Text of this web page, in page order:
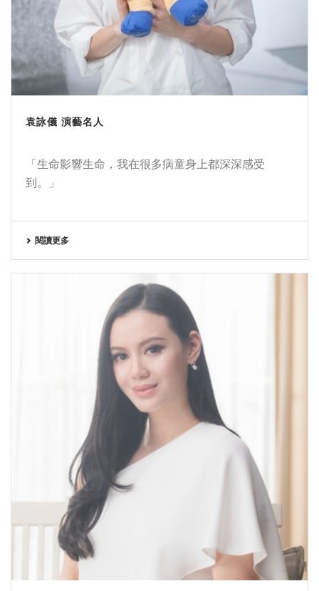
袁詠儀 演藝名人
「生命影響生命，我在很多病童身上都深深感受
到。」
閱讀更多